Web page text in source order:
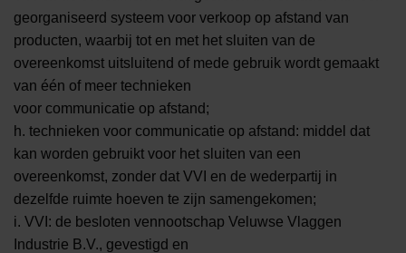
georganiseerd systeem voor verkoop op afstand van
producten, waarbij tot en met het sluiten van de
overeenkomst uitsluitend of mede gebruik wordt gemaakt
van één of meer technieken
voor communicatie op afstand;
h. technieken voor communicatie op afstand: middel dat
kan worden gebruikt voor het sluiten van een
overeenkomst, zonder dat VVI en de wederpartij in
dezelfde ruimte hoeven te zijn samengekomen;
i. VVI: de besloten vennootschap Veluwse Vlaggen
Industrie B.V., gevestigd en